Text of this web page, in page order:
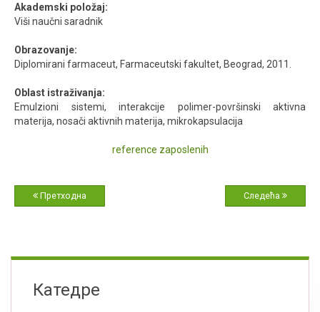
Akademski položaj:
Viši naučni saradnik
Obrazovanje:
Diplomirani farmaceut, Farmaceutski fakultet, Beograd, 2011.
Oblast istraživanja:
Emulzioni sistemi, interakcije polimer-površinski aktivna
materija, nosači aktivnih materija, mikrokapsulacija
reference zaposlenih
Претходна Следећа
Катедре